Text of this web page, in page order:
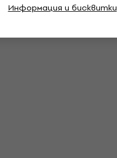
Информация и бисквитки